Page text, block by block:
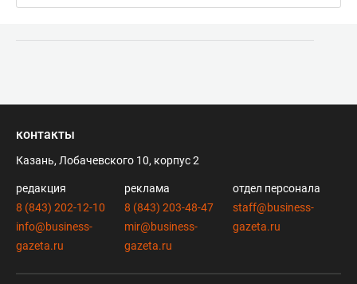
контакты
Казань, Лобачевского 10, корпус 2
редакция
8 (843) 202-12-10
info@business-
gazeta.ru
реклама
8 (843) 203-48-47
mir@business-
gazeta.ru
отдел персонала
staff@business-
gazeta.ru